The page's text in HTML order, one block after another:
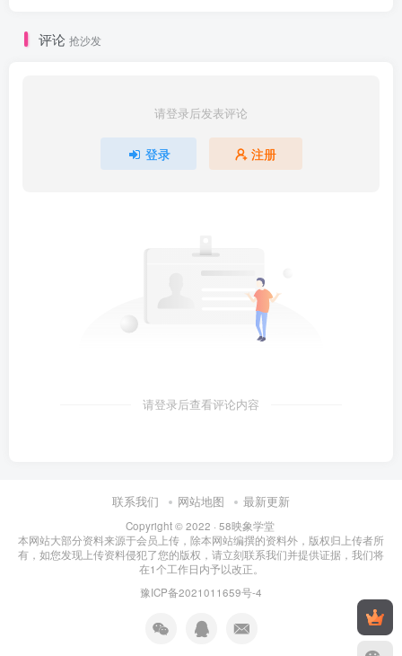
评论 抢沙发
请登录后发表评论
登录 注册
请登录后查看评论内容
联系我们 网站地图 最新更新
Copyright © 2022 · 58映象学堂
本网站大部分资料来源于会员上传，除本网站编撰的资料外，版权归上传者所
有，如您发现上传资料侵犯了您的版权，请立刻联系我们并提供证据，我们将
在1个工作日内予以改正。
豫ICP备2021011659号-4